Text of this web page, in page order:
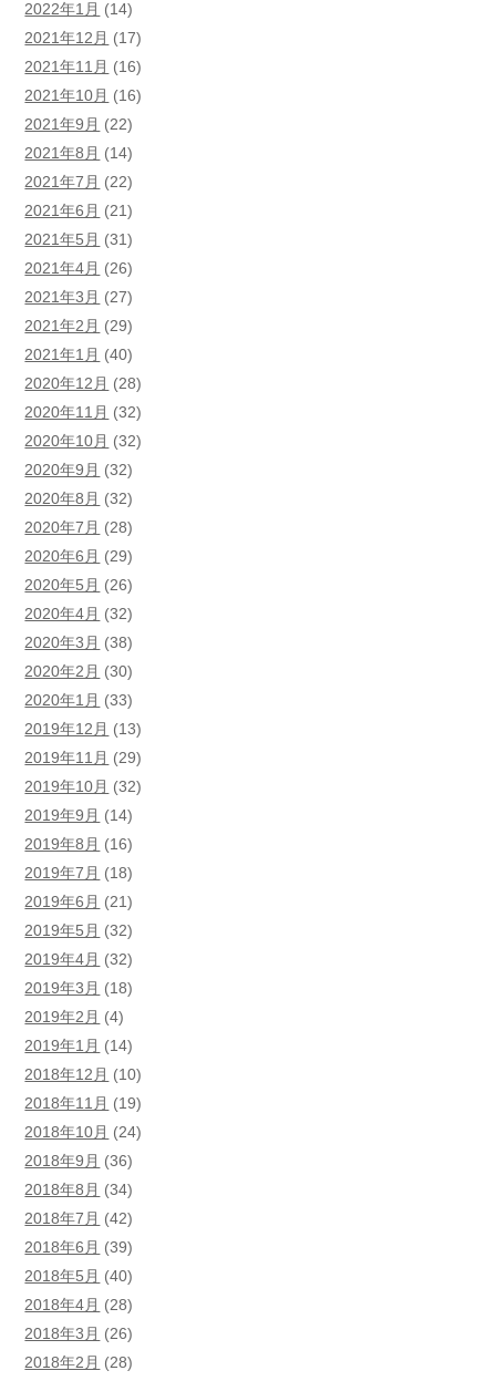
2022年1月 (14)
2021年12月 (17)
2021年11月 (16)
2021年10月 (16)
2021年9月 (22)
2021年8月 (14)
2021年7月 (22)
2021年6月 (21)
2021年5月 (31)
2021年4月 (26)
2021年3月 (27)
2021年2月 (29)
2021年1月 (40)
2020年12月 (28)
2020年11月 (32)
2020年10月 (32)
2020年9月 (32)
2020年8月 (32)
2020年7月 (28)
2020年6月 (29)
2020年5月 (26)
2020年4月 (32)
2020年3月 (38)
2020年2月 (30)
2020年1月 (33)
2019年12月 (13)
2019年11月 (29)
2019年10月 (32)
2019年9月 (14)
2019年8月 (16)
2019年7月 (18)
2019年6月 (21)
2019年5月 (32)
2019年4月 (32)
2019年3月 (18)
2019年2月 (4)
2019年1月 (14)
2018年12月 (10)
2018年11月 (19)
2018年10月 (24)
2018年9月 (36)
2018年8月 (34)
2018年7月 (42)
2018年6月 (39)
2018年5月 (40)
2018年4月 (28)
2018年3月 (26)
2018年2月 (28)